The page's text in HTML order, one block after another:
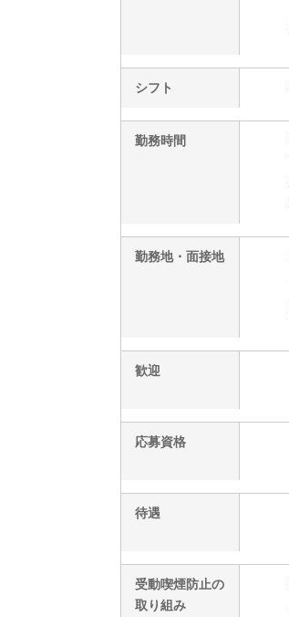
シフト
勤務時間
勤務地・面接地
歓迎
応募資格
待遇
受動喫煙防止の
取り組み